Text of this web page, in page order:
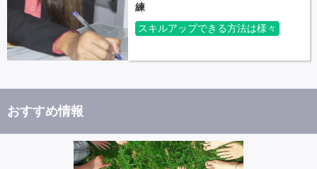
練
スキルアップできる方法は様々
おすすめ情報